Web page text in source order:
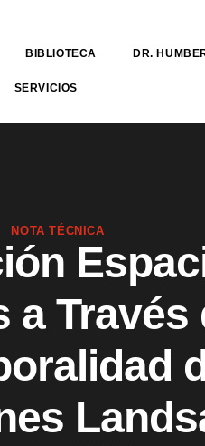
BIBLIOTECA DR.
SERVICIOS
NOTA TÉCNICA
a Través